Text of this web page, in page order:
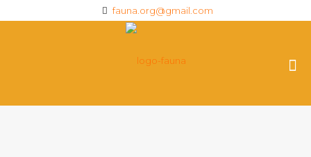
fauna.org@gmail.com